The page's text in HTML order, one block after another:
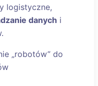
logistyczne,
danych i
„robotów” do